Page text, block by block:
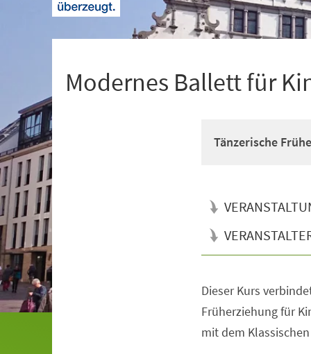
Modernes Ballett für
Tänzerische
Dieser Kurs
Früherziehung für
mit dem